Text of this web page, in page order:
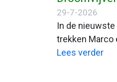
29-7-2026
In de
trekken Marco
Zuid-Limburg.
Lees verder